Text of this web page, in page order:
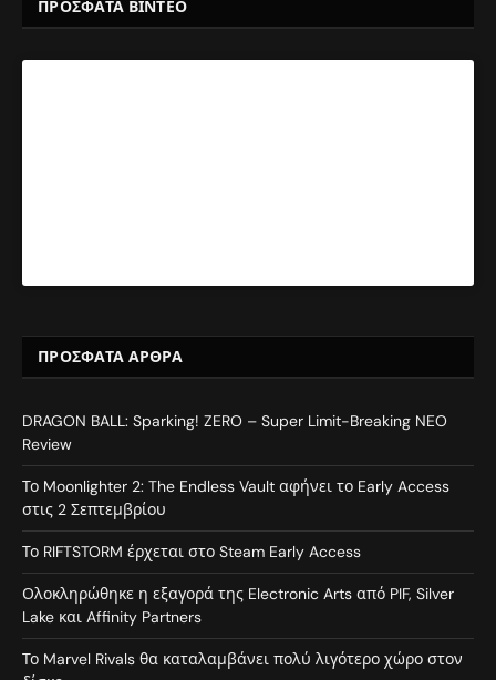
ΠΡΟΣΦΑΤΑ ΒΙΝΤΕΟ
ΠΡΌΣΦΑΤΑ ΆΡΘΡΑ
DRAGON BALL: Sparking! ZERO – Super Limit-Breaking NEO
Review
Το Moonlighter 2: The Endless Vault αφήνει το Early Access
στις 2 Σεπτεμβρίου
Το RIFTSTORM έρχεται στο Steam Early Access
Ολοκληρώθηκε η εξαγορά της Electronic Arts από PIF, Silver
Lake και Affinity Partners
Το Marvel Rivals θα καταλαμβάνει πολύ λιγότερο χώρο στον